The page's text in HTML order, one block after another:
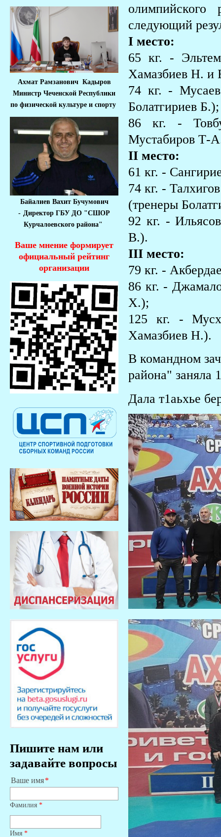
Ахмат Рамзанович Кадыров
Министр Чеченской Республики
по физической культуре и спорту
Байалиев Вахит Бучумович
- Директор ГБУ ДО "СШОР
Курчалоевского района"
Ваше мнение формирует
официальный рейтинг
организации
Пишите нам или
задавайте вопросы
Ваше имя
Фамилия *
Имя *
олимпийского
следующий
I место:
65 кг. -
Хамазбиев Н. и
74 кг. -
Болатгириев Б.);
86 кг. -
Мустабиров Т-
II место:
61 кг. -
74 кг. -
(тренеры
92 кг. -
В.).
III место:
79 кг. -
86 кг. -
Х.);
125 кг. -
Хамазбиев Н.).
В командном
района" заняла
Дала т1аьхье